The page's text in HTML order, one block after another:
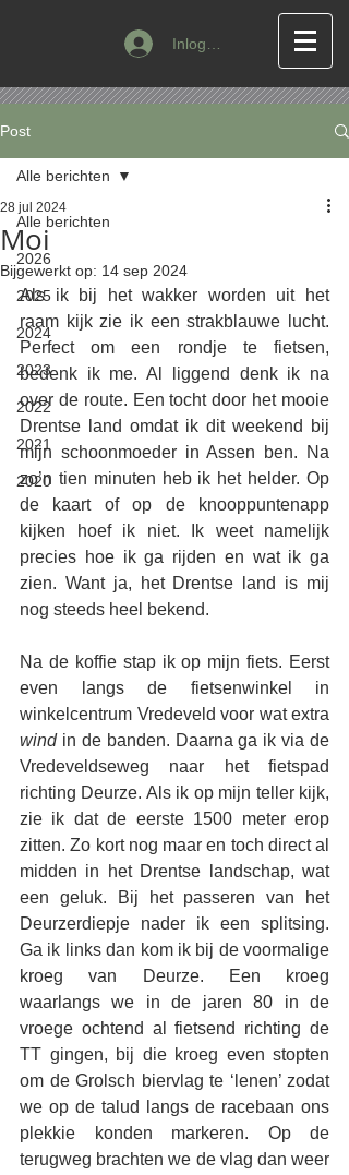
Inloggen
Post
Alle berichten
2026
2025
2024
2023
2022
2021
2020
Alle berichten
Moi
28 jul 2024
Bijgewerkt op: 14 sep 2024
Als ik bij het wakker worden uit het
raam kijk zie ik een strakblauwe lucht.
Perfect om een rondje te fietsen,
bedenk ik me. Al liggend denk ik na
over de route. Een tocht door het mooie
Drentse land omdat ik dit weekend bij
mijn schoonmoeder in Assen ben. Na
zo’n tien minuten heb ik het helder. Op
de kaart of op de knooppuntenapp
kijken hoef ik niet. Ik weet namelijk
precies hoe ik ga rijden en wat ik ga
zien. Want ja, het Drentse land is mij
nog steeds heel bekend.
Na de koffie stap ik op mijn fiets. Eerst
even langs de fietsenwinkel in
wind in de banden. Daarna ga ik via de
Vredeveldseweg naar het fietspad
richting Deurze. Als ik op mijn teller kijk,
zie ik dat de eerste 1500 meter erop
zitten. Zo kort nog maar en toch direct al
midden in het Drentse landschap, wat
een geluk. Bij het passeren van het
Deurzerdiepje nader ik een splitsing.
Ga ik links dan kom ik bij de voormalige
kroeg van Deurze. Een kroeg
waarlangs we in de jaren 80 in de
vroege ochtend al fietsend richting de
TT gingen, bij die kroeg even stopten
om de Grolsch biervlag te ‘lenen’ zodat
we op de talud langs de racebaan ons
plekkie konden markeren. Op de
terugweg brachten we de vlag dan weer